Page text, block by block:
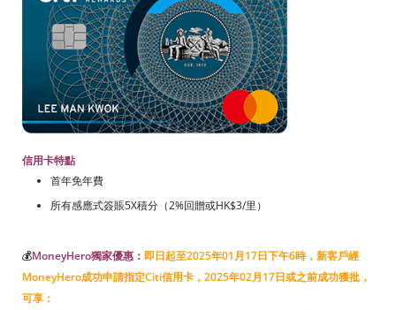
信用卡特點
首年免年費
所有感應式簽賬5X積分（2%回贈或HK$3/里）
💰MoneyHero獨家優惠： 即日起至2025年01月17日下午6時，新客戶經
MoneyHero成功申請指定Citi信用卡，2025年02月17日或之前成功獲批，
可享：